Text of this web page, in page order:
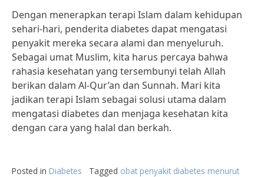
Dengan menerapkan terapi Islam dalam kehidupan
sehari-hari, penderita diabetes dapat mengatasi
penyakit mereka secara alami dan menyeluruh.
Sebagai umat Muslim, kita harus percaya bahwa
rahasia kesehatan yang tersembunyi telah Allah
berikan dalam Al-Qur’an dan Sunnah. Mari kita
jadikan terapi Islam sebagai solusi utama dalam
mengatasi diabetes dan menjaga kesehatan kita
dengan cara yang halal dan berkah.
Posted in Diabetes Tagged obat penyakit diabetes menurut